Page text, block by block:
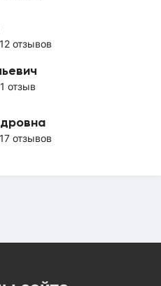
12 отзывов
1 отзыв
17 отзывов